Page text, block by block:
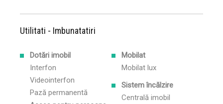
Utilitati - Imbunatatiri
Dotări imobil
Interfon
Videointerfon
Pază permanentă
Mobilat
Mobilat lux
Sistem încălzire
Centrală imobil